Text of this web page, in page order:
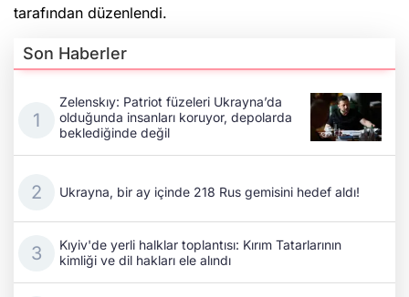
tarafından düzenlendi.
Son Haberler
Zelenskıy: Patriot füzeleri Ukrayna’da
olduğunda insanları koruyor, depolarda
beklediğinde değil
Ukrayna, bir ay içinde 218 Rus gemisini hedef aldı!
Kıyiv'de yerli halklar toplantısı: Kırım Tatarlarının
kimliği ve dil hakları ele alındı